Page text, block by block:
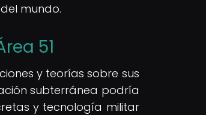
mundo.
51
y teorías sobre sus
subterránea podría
y tecnología militar